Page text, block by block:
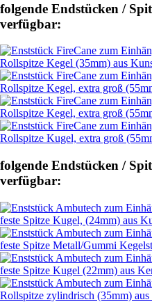
folgende Endstücken /
verfügbar:
Rollspitze Kegel (35mm) aus
Rollspitze Kegel, extra groß
Rollspitze Kegel, extra groß
Rollspitze Kugel, extra groß
folgende Endstücken /
verfügbar:
feste Spitze Kugel, (24mm) aus
feste Spitze Metall/Gummi
feste Spitze Kugel (22mm) aus
Rollspitze zylindrisch (35mm)